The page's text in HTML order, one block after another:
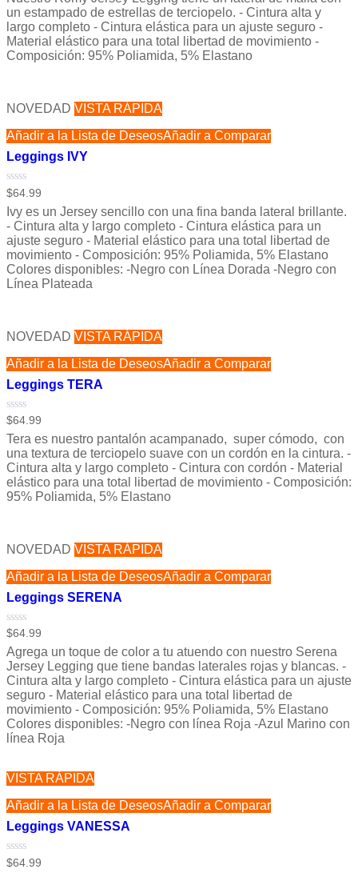
de
5
un estampado de estrellas de terciopelo. - Cintura alta y
largo completo - Cintura elástica para un ajuste seguro -
Material elástico para una total libertad de movimiento -
Composición: 95% Poliamida, 5% Elastano
NOVEDAD VISTA RÁPIDA
Añadir a la Lista de DeseosAñadir a Comparar
Leggings IVY
Valorado
0
de
$64.99
Ivy es un Jersey sencillo con una fina banda lateral brillante.
- Cintura alta y largo completo - Cintura elástica para un
ajuste seguro - Material elástico para una total libertad de
movimiento - Composición: 95% Poliamida, 5% Elastano
Colores disponibles: -Negro con Línea Dorada -Negro con
Línea Plateada
NOVEDAD VISTA RÁPIDA
Añadir a la Lista de DeseosAñadir a Comparar
Leggings TERA
Valorado
0
de
5
$64.99
Tera es nuestro pantalón acampanado, super cómodo, con
una textura de terciopelo suave con un cordón en la cintura. -
Cintura alta y largo completo - Cintura con cordón - Material
elástico para una total libertad de movimiento - Composición:
95% Poliamida, 5% Elastano
NOVEDAD VISTA RÁPIDA
Añadir a la Lista de DeseosAñadir a Comparar
Leggings SERENA
Valorado
0
de
5
$64.99
Agrega un toque de color a tu atuendo con nuestro Serena
Jersey Legging que tiene bandas laterales rojas y blancas. -
Cintura alta y largo completo - Cintura elástica para un ajuste
seguro - Material elástico para una total libertad de
movimiento - Composición: 95% Poliamida, 5% Elastano
Colores disponibles: -Negro con línea Roja -Azul Marino con
línea Roja
VISTA RÁPIDA
Añadir a la Lista de DeseosAñadir a Comparar
Leggings VANESSA
Valorado
$64.99